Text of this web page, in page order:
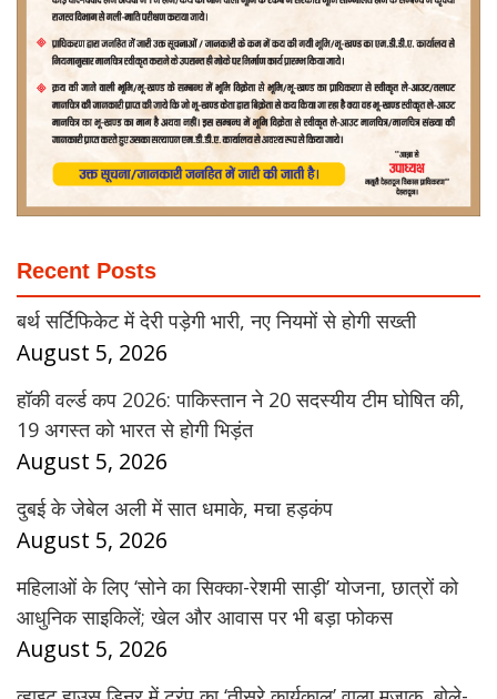
Recent Posts
बर्थ सर्टिफिकेट में देरी पड़ेगी भारी, नए नियमों से होगी सख्ती
August 5, 2026
हॉकी वर्ल्ड कप 2026: पाकिस्तान ने 20 सदस्यीय टीम घोषित की,
19 अगस्त को भारत से होगी भिड़ंत
August 5, 2026
दुबई के जेबेल अली में सात धमाके, मचा हड़कंप
August 5, 2026
महिलाओं के लिए ‘सोने का सिक्का-रेशमी साड़ी’ योजना, छात्रों को
आधुनिक साइकिलें; खेल और आवास पर भी बड़ा फोकस
August 5, 2026